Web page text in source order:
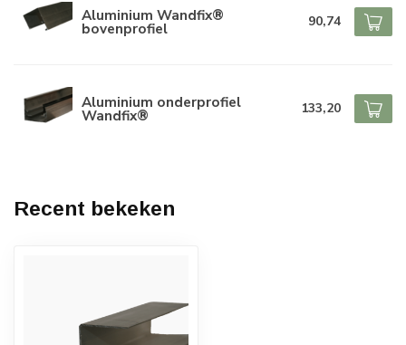
Aluminium Wandfix®
bovenprofiel 90,74
Aluminium onderprofiel
Wandfix® 133,20
Recent bekeken